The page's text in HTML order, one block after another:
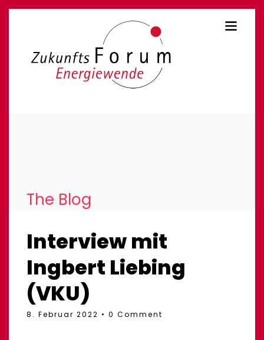
The Blog
Interview mit
Ingbert Liebing
(VKU)
8. Februar 2022 • 0 Comment